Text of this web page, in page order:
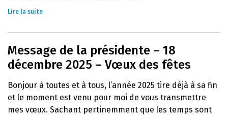
Lire la suite
Message de la présidente – 18
décembre 2025 – Vœux des fêtes
Bonjour à toutes et à tous, l’année 2025 tire déjà à sa fin
et le moment est venu pour moi de vous transmettre
mes vœux. Sachant pertinemment que les temps sont